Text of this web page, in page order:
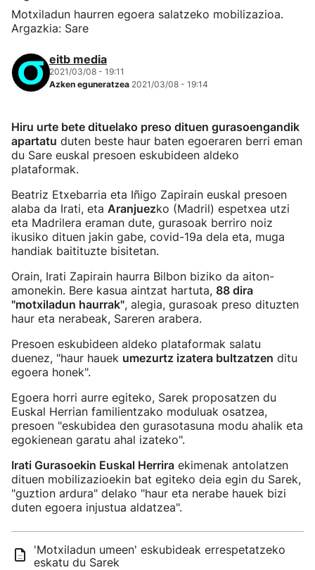
Motxiladun haurren egoera salatzeko mobilizazioa.
Argazkia: Sare
eitb media
2021/03/08 - 19:11
Azken eguneratzea 2021/03/08 - 19:14
Hiru urte bete dituelako preso dituen gurasoengandik
apartatu duten beste haur baten egoeraren berri eman
du Sare euskal presoen eskubideen aldeko
plataformak.
Beatriz Etxebarria eta Iñigo Zapirain euskal presoen
alaba da Irati, eta Aranjuezko (Madril) espetxea utzi
eta Madrilera eraman dute, gurasoak berriro noiz
ikusiko dituen jakin gabe, covid-19a dela eta, muga
handiak baitituzte bisitetan.
Orain, Irati Zapirain haurra Bilbon biziko da aiton-
amonekin. Bere kasua aintzat hartuta, 88 dira
"motxiladun haurrak", alegia, gurasoak preso dituzten
haur eta nerabeak, Sareren arabera.
Presoen eskubideen aldeko plataformak salatu
duenez, "haur hauek umezurtz izatera bultzatzen ditu
egoera honek".
Egoera horri aurre egiteko, Sarek proposatzen du
Euskal Herrian familientzako moduluak osatzea,
presoen "eskubidea den gurasotasuna modu ahalik eta
egokienean garatu ahal izateko".
Irati Gurasoekin Euskal Herrira ekimenak antolatzen
dituen mobilizazioekin bat egiteko deia egin du Sarek,
"guztion ardura" delako "haur eta nerabe hauek bizi
duten egoera injustua aldatzea".
'Motxiladun umeen' eskubideak errespetatzeko
eskatu du Sarek